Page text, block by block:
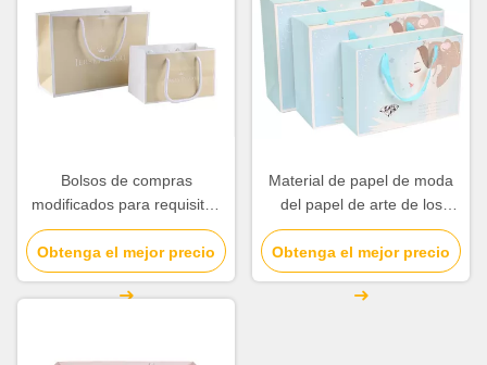
Bolsos de compras
modificados para requisitos
particulares del papel del
tamaño con la manija de
seda del tubo de la cinta/del
círculo
Obtenga el mejor precio
Material de papel de moda
del papel de arte de los
bolsos de compras cualquier
logotipo disponible
Obtenga el mejor precio